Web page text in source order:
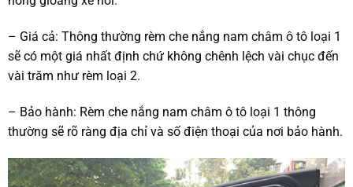
– Giá cả: Thông thường rèm che nắng nam châm ô tô loại 1
sẽ có một giá nhất định chứ không chênh lệch vài chục đến
vài trăm như rèm loại 2.
– Bảo hành: Rèm che nắng nam châm ô tô loại 1 thông
thường sẽ rõ ràng địa chỉ và số điện thoại của nơi bảo hành.